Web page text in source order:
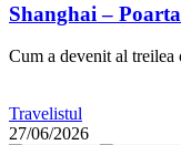
Shanghai –
Cum a devenit al
Travelistul
27/06/2026